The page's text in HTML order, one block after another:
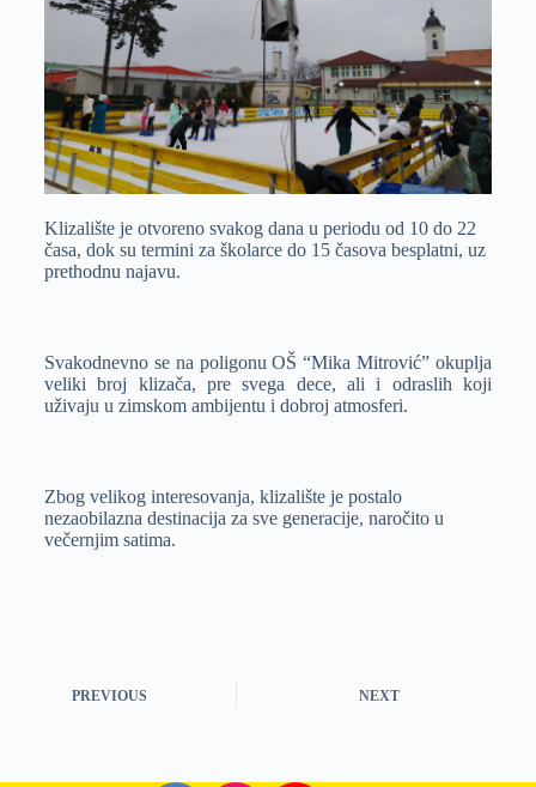
Klizalište je otvoreno svakog dana u periodu od 10 do 22
časa, dok su termini za školarce do 15 časova besplatni, uz
prethodnu najavu.
Svakodnevno se na poligonu OŠ “Mika Mitrović” okuplja
veliki broj klizača, pre svega dece, ali i odraslih koji
uživaju u zimskom ambijentu i dobroj atmosferi.
Zbog velikog interesovanja, klizalište je postalo
nezaobilazna destinacija za sve generacije, naročito u
večernjim satima.
PREVIOUS NEXT